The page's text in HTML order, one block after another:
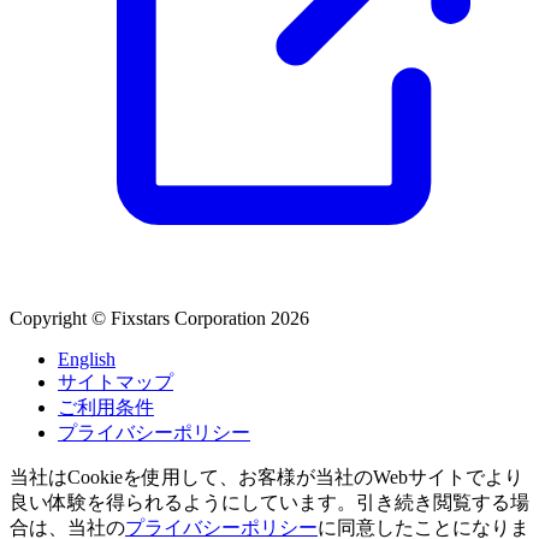
Copyright © Fixstars Corporation 2026
English
サイトマップ
ご利用条件
プライバシーポリシー
当社はCookieを使用して、お客様が当社のWebサイトでより
良い体験を得られるようにしています。引き続き閲覧する場
合は、当社のプライバシーポリシーに同意したことになりま